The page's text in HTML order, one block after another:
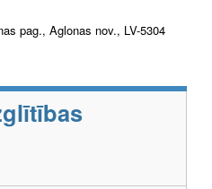
pag., Aglonas nov., LV-5304